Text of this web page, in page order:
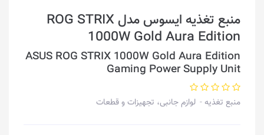
منبع تغذیه ایسوس مدل ROG STRIX
1000W Gold Aura Edition
ASUS ROG STRIX 1000W Gold Aura Edition
Gaming Power Supply Unit
منبع تغذیه لوازم جانبی، تجهیزات و قطعات